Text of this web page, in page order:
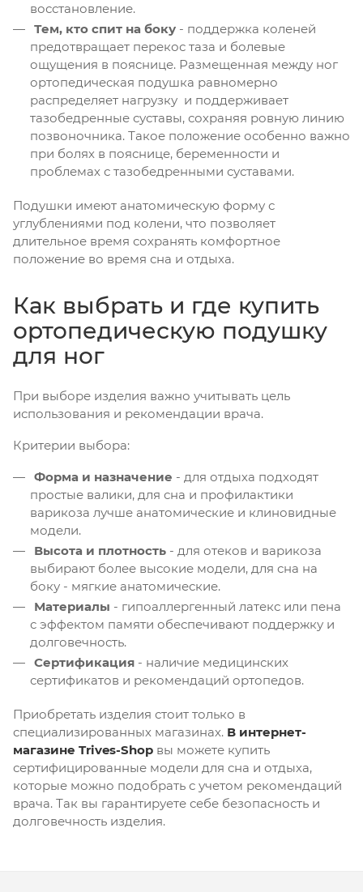
восстановление.
Тем, кто спит на боку - поддержка коленей
предотвращает перекос таза и болевые
ощущения в пояснице. Размещенная между ног
ортопедическая подушка равномерно
распределяет нагрузку и поддерживает
тазобедренные суставы, сохраняя ровную линию
позвоночника. Такое положение особенно важно
при болях в пояснице, беременности и
проблемах с тазобедренными суставами.
Подушки имеют анатомическую форму с
углублениями под колени, что позволяет
длительное время сохранять комфортное
положение во время сна и отдыха.
Как выбрать и где купить
ортопедическую подушку
для ног
При выборе изделия важно учитывать цель
использования и рекомендации врача.
Критерии выбора:
Форма и назначение - для отдыха подходят
простые валики, для сна и профилактики
варикоза лучше анатомические и клиновидные
модели.
Высота и плотность - для отеков и варикоза
выбирают более высокие модели, для сна на
боку - мягкие анатомические.
Материалы - гипоаллергенный латекс или пена
с эффектом памяти обеспечивают поддержку и
долговечность.
Сертификация - наличие медицинских
сертификатов и рекомендаций ортопедов.
Приобретать изделия стоит только в
специализированных магазинах. В интернет-
магазине Trives-Shop вы можете купить
сертифицированные модели для сна и отдыха,
которые можно подобрать с учетом рекомендаций
врача. Так вы гарантируете себе безопасность и
долговечность изделия.